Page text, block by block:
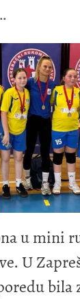
u mini
U
bila